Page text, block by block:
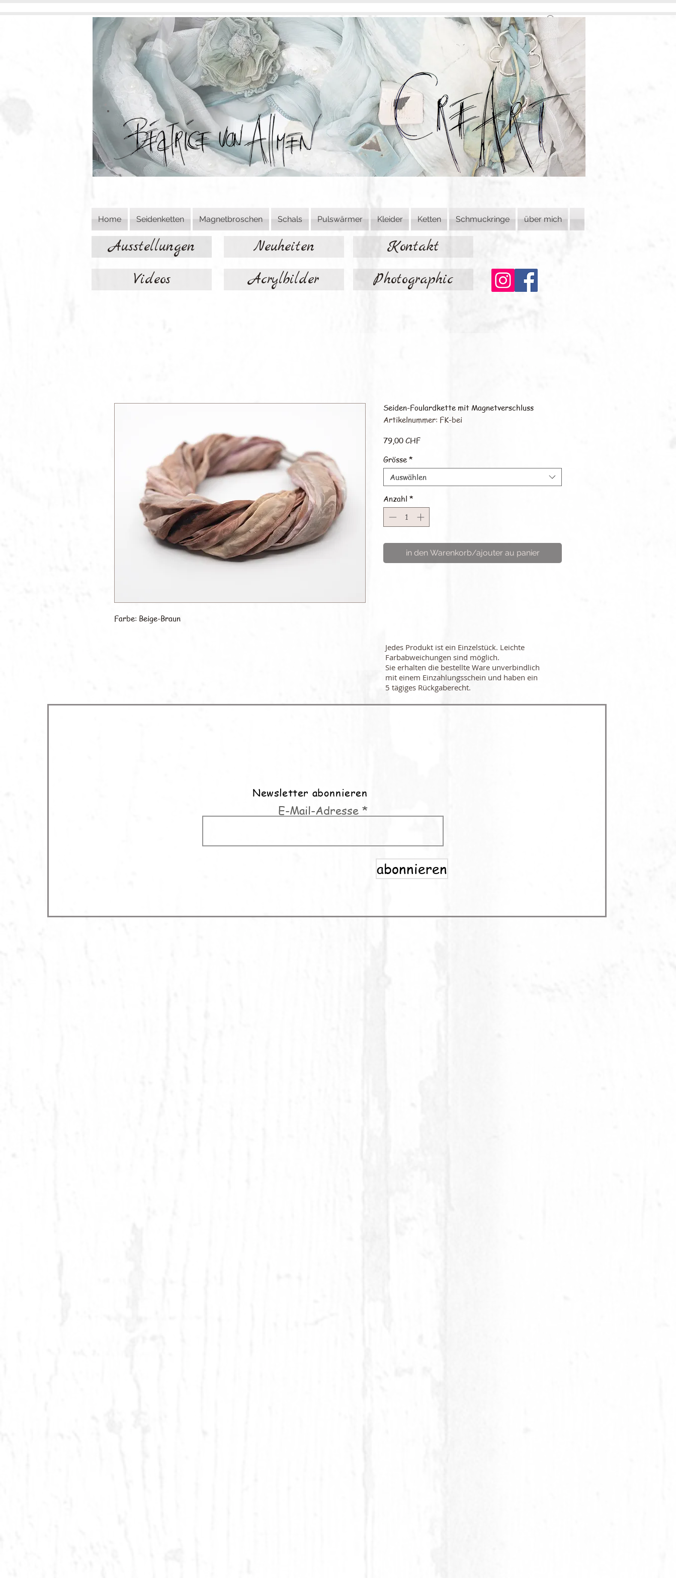
Home Seidenketten Magnetbroschen Schals Pulswärmer Kleider Ketten Schmuckringe über mich
Ausstellungen Neuheiten
Kontakt
Videos
Acrylbilder Photographic
Farbe: Beige-Braun
Seiden-Foulardkette mit Magnetverschluss
Artikelnummer: FK-bei
79,00 CHFPreis
Grösse *
Auswählen
Anzahl *
in den Warenkorb/ajouter au panier
Jedes Produkt ist ein Einzelstück. Leichte
Farbabweichungen sind möglich.
Sie erhalten die bestellte Ware unverbindlich
mit einem Einzahlungsschein und haben ein
5 tägiges Rückgaberecht.
Newsletter abonnieren
E-Mail-Adresse
abonnieren